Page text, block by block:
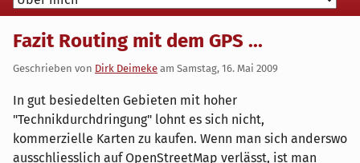
Fazit Routing mit dem GPS ...
Geschrieben von Dirk Deimeke am Samstag, 16. Mai 2009
In gut besiedelten Gebieten mit hoher
"Technikdurchdringung" lohnt es sich nicht,
kommerzielle Karten zu kaufen. Wenn man sich anderswo
ausschliesslich auf OpenStreetMap verlässt, ist man